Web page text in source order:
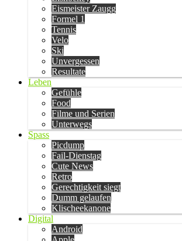
Eismeister Zaugg
Formel 1
Tennis
Velo
Ski
Unvergessen
Resultate
Leben
Gefühle
Food
Filme und Serien
Unterwegs
Spass
Picdump
Fail-Dienstag
Cute News
Retro
Gerechtigkeit siegt
Dumm gelaufen
Klischeekanone
Digital
Android